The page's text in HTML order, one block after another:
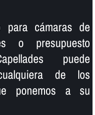
para cámaras de
o presupuesto
puede
de los
ponemos a su